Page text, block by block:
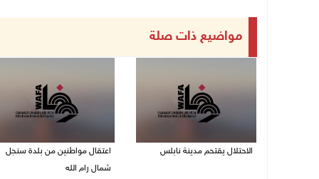
مواضيع ذات صلة
الاحتلال يقتحم مدينة نابلس
اعتقال مواطنين من بلدة سنجل
شمال رام الله